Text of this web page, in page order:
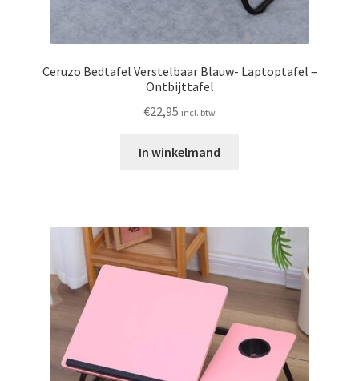
Ceruzo Bedtafel Verstelbaar Blauw- Laptoptafel –
Ontbijttafel
€22,95 incl. btw
In winkelmand